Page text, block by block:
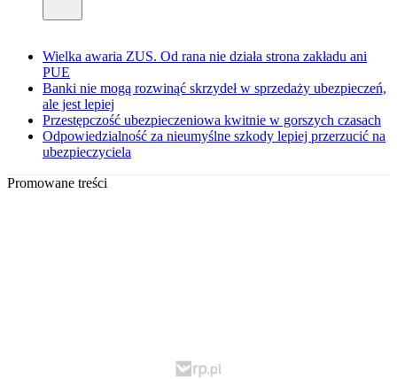
Wielka awaria ZUS. Od rana nie działa strona zakładu ani
PUE
Banki nie mogą rozwinąć skrzydeł w sprzedaży ubezpieczeń,
ale jest lepiej
Przestępczość ubezpieczeniowa kwitnie w gorszych czasach
Odpowiedzialność za nieumyślne szkody lepiej przerzucić na
ubezpieczyciela
Promowane treści